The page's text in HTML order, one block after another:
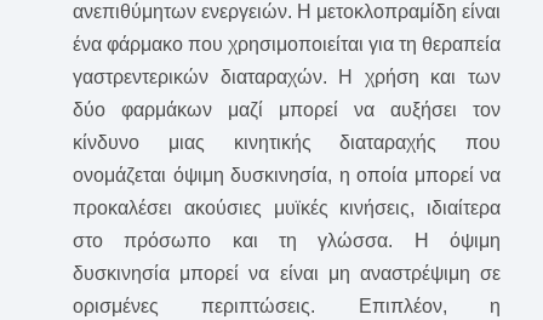
ανεπιθύμητων ενεργειών. Η μετοκλοπραμίδη είναι
ένα φάρμακο που χρησιμοποιείται για τη θεραπεία
γαστρεντερικών διαταραχών. Η χρήση και των
δύο φαρμάκων μαζί μπορεί να αυξήσει τον
κίνδυνο μιας κινητικής διαταραχής που
ονομάζεται όψιμη δυσκινησία, η οποία μπορεί να
προκαλέσει ακούσιες μυϊκές κινήσεις, ιδιαίτερα
στο πρόσωπο και τη γλώσσα. Η όψιμη
δυσκινησία μπορεί να είναι μη αναστρέψιμη σε
ορισμένες περιπτώσεις. Επιπλέον, η